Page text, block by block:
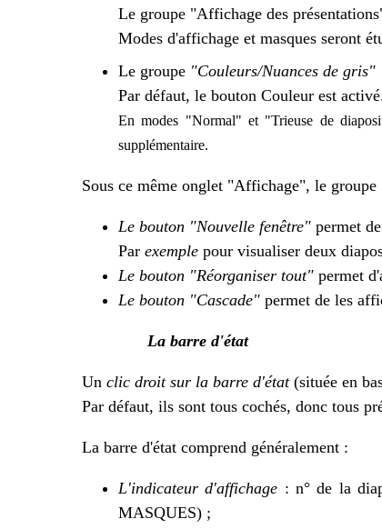
Le groupe "Affichage des
Modes d'affichage et masques seront
Le groupe "Couleurs/Nuances de gris"
Par défaut, le bouton Couleur est
En modes "Normal" et "Trieuse de
supplémentaire.
Sous ce même onglet "Affichage", le groupe
Le bouton "Nouvelle fenêtre" permet
Par exemple pour visualiser deux
Le bouton "Réorganiser tout" permet
Le bouton "Cascade" permet de les
La barre d'état
Un clic droit sur la barre d'état(située en
Par défaut, ils sont tous cochés, donc tous
La barre d'état comprend généralement :
L'indicateur d'affichage : n° de la
MASQUES) ;